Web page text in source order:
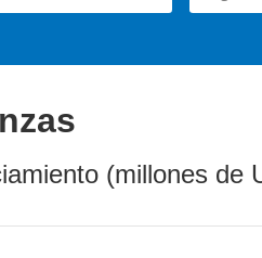
(millones de